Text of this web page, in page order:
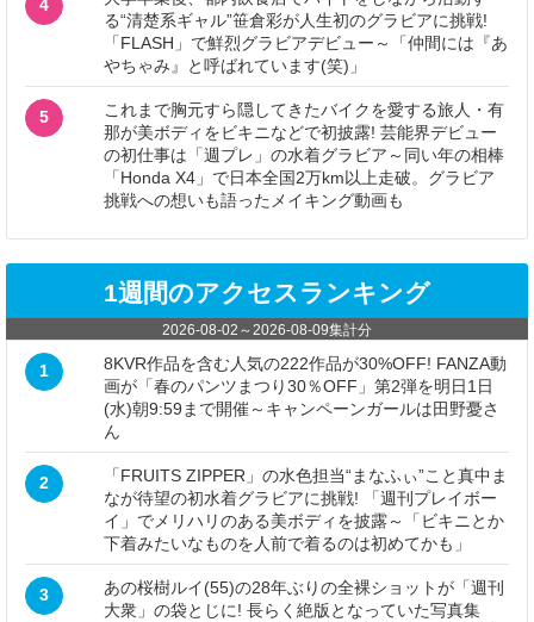
4
る“清楚系ギャル”笹倉彩が人生初のグラビアに挑戦!
「FLASH」で鮮烈グラビアデビュー～「仲間には『あ
やちゃみ』と呼ばれています(笑)」
5
これまで胸元すら隠してきたバイクを愛する旅人・有
那が美ボディをビキニなどで初披露! 芸能界デビュー
の初仕事は「週プレ」の水着グラビア～同い年の相棒
「Honda X4」で日本全国2万km以上走破。グラビア
挑戦への想いも語ったメイキング動画も
1週間のアクセスランキング
2026-08-02 ～2026-08-09集計分
1
8KVR作品を含む人気の222作品が30%OFF! FANZA動
画が「春のパンツまつり30％OFF」第2弾を明日1日
(水)朝9:59まで開催～キャンペーンガールは田野憂さ
ん
2
「FRUITS ZIPPER」の水色担当“まなふぃ”こと真中ま
なが待望の初水着グラビアに挑戦! 「週刊プレイボー
イ」でメリハリのある美ボディを披露～「ビキニとか
下着みたいなものを人前で着るのは初めてかも」
3
あの桜樹ルイ(55)の28年ぶりの全裸ショットが「週刊
大衆」の袋とじに! 長らく絶版となっていた写真集